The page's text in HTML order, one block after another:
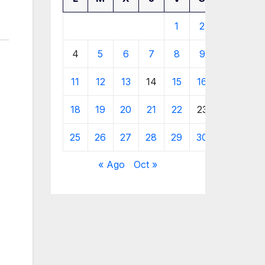
1 2
4 5 6 7 8 9
11 12 13 14 15 16
18 19 20 21 22 23
25 26 27 28 29 30
« Ago Oct »